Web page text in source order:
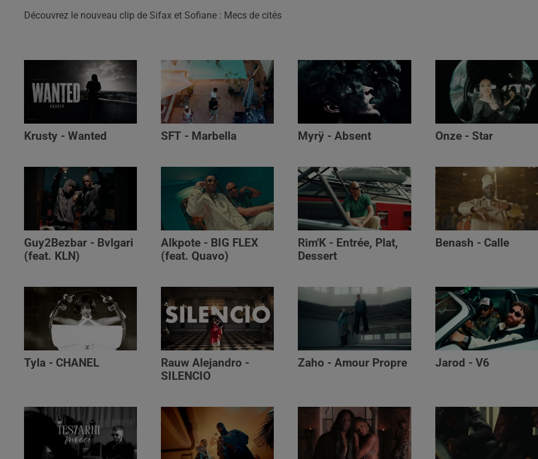
Découvrez le nouveau clip de Sifax et Sofiane : Mecs de cités
Krusty - Wanted SFT - Marbella Myrÿ - Absent Onze - Star
Guy2Bezbar - Bvlgari
(feat. KLN)
Alkpote - BIG FLEX
(feat. Quavo)
Rim'K - Entrée, Plat,
Dessert
Benash - Calle
Tyla - CHANEL
Rauw Alejandro -
SILENCIO
Zaho - Amour Propre Jarod - V6